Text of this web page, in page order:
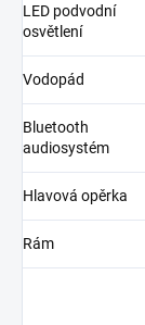
LED podvodní
osvětlení
Vodopád
Bluetooth
audiosystém
Hlavová opěrka
Rám